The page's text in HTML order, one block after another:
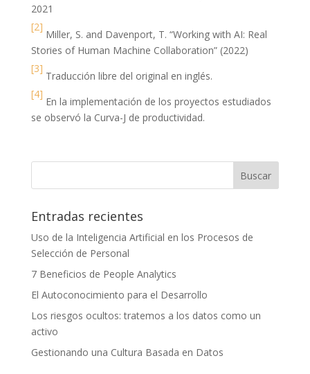
2021
[2]
Miller, S. and Davenport, T. “Working with AI: Real
Stories of Human Machine Collaboration” (2022)
[3]
Traducción libre del original en inglés.
[4]
En la implementación de los proyectos estudiados
se observó la Curva-J de productividad.
Entradas recientes
Uso de la Inteligencia Artificial en los Procesos de
Selección de Personal
7 Beneficios de People Analytics
El Autoconocimiento para el Desarrollo
Los riesgos ocultos: tratemos a los datos como un
activo
Gestionando una Cultura Basada en Datos